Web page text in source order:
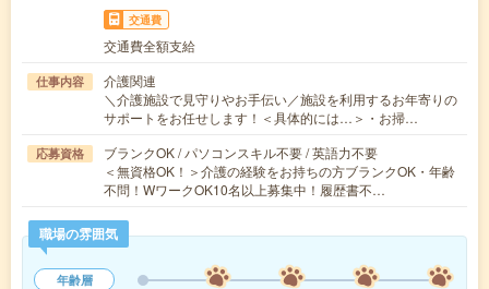
交通費
交通費全額支給
仕事内容
介護関連
＼介護施設で見守りやお手伝い／施設を利用するお年寄りの
サポートをお任せします！＜具体的には…＞・お掃…
応募資格
ブランクOK / パソコンスキル不要 / 英語力不要
＜無資格OK！＞介護の経験をお持ちの方ブランクOK・年齢
不問！WワークOK10名以上募集中！履歴書不…
職場の雰囲気
年齢層